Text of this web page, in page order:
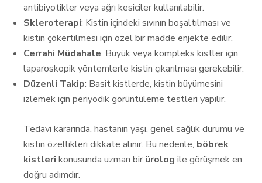
antibiyotikler veya ağrı kesiciler kullanılabilir.
Skleroterapi: Kistin içindeki sıvının boşaltılması ve
kistin çökertilmesi için özel bir madde enjekte edilir.
Cerrahi Müdahale: Büyük veya kompleks kistler için
laparoskopik yöntemlerle kistin çıkarılması gerekebilir.
Düzenli Takip: Basit kistlerde, kistin büyümesini
izlemek için periyodik görüntüleme testleri yapılır.
Tedavi kararında, hastanın yaşı, genel sağlık durumu ve
kistin özellikleri dikkate alınır. Bu nedenle, böbrek
kistleri konusunda uzman bir ürolog ile görüşmek en
doğru adımdır.